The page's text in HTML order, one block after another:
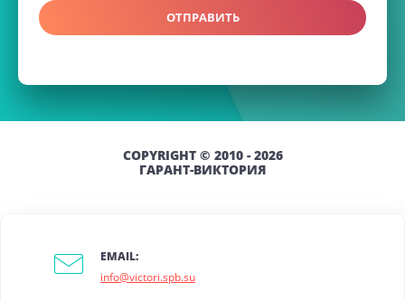
ОТПРАВИТЬ
COPYRIGHT © 2010 - 2026
ГАРАНТ-ВИКТОРИЯ
EMAIL:
info@victori.spb.su